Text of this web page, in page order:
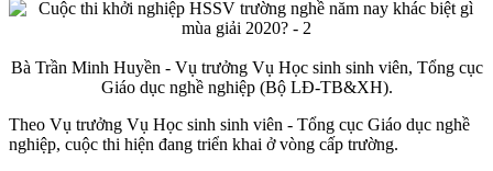
Bà Trần Minh Huyền - Vụ trưởng Vụ Học sinh sinh viên, Tổng cục
Giáo dục nghề nghiệp (Bộ LĐ-TB&XH).
Theo Vụ trưởng Vụ Học sinh sinh viên - Tổng cục Giáo dục nghề
nghiệp, cuộc thi hiện đang triển khai ở vòng cấp trường.